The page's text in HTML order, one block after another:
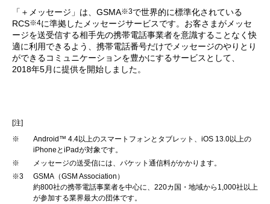
「＋メッセージ」は、GSMA※3で世界的に標準化されている
RCS※4に準拠したメッセージサービスです。お客さまがメッセ
ージを送受信する相手先の携帯電話事業者を意識することなく快
適に利用できるよう、携帯電話番号だけでメッセージのやりとり
ができるコミュニケーションを豊かにするサービスとして、
2018年5月に提供を開始しました。
[注]
※
Android™ 4.4以上のスマートフォンとタブレット、iOS 13.0以上の
iPhoneとiPadが対象です。
※
メッセージの送受信には、パケット通信料がかかります。
※3
GSMA（GSM Association）
約800社の携帯電話事業者を中心に、220カ国・地域から1,000社以上
が参加する業界最大の団体です。